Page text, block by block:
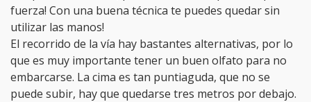
fuerza! Con una buena técnica te puedes quedar sin
utilizar las manos!
El recorrido de la vía hay bastantes alternativas, por lo
que es muy importante tener un buen olfato para no
embarcarse. La cima es tan puntiaguda, que no se
puede subir, hay que quedarse tres metros por debajo.